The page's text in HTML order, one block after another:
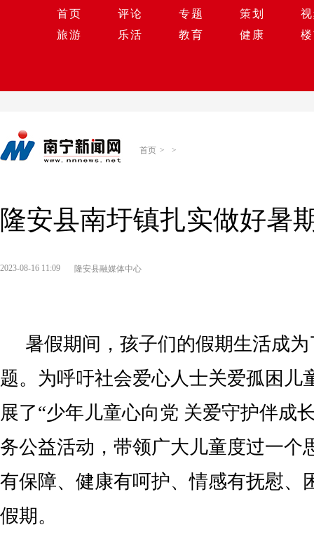
首页 评论 专题 策划
旅游
乐活 教育 健康
首页 > >
隆安县南圩镇扎实做好暑
2023-08-16 11:09 隆安县融媒体中心
暑假期间，孩子们的假期生活成
题。为呼吁社会爱心人士关爱孤困儿
展了“少年儿童心向党 关爱守护伴成
务公益活动，带领广大儿童度过一个
有保障、健康有呵护、情感有抚慰、
假期。